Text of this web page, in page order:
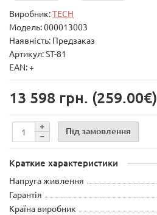
Виробник:TECH
Модель:000013003
Наявність: Предзаказ
Артикул: ST-81
EAN: +
13 598 грн. (259.00€)
Під замовлення
Краткие характеристики
Напруга живлення
Гарантія
Країна виробник